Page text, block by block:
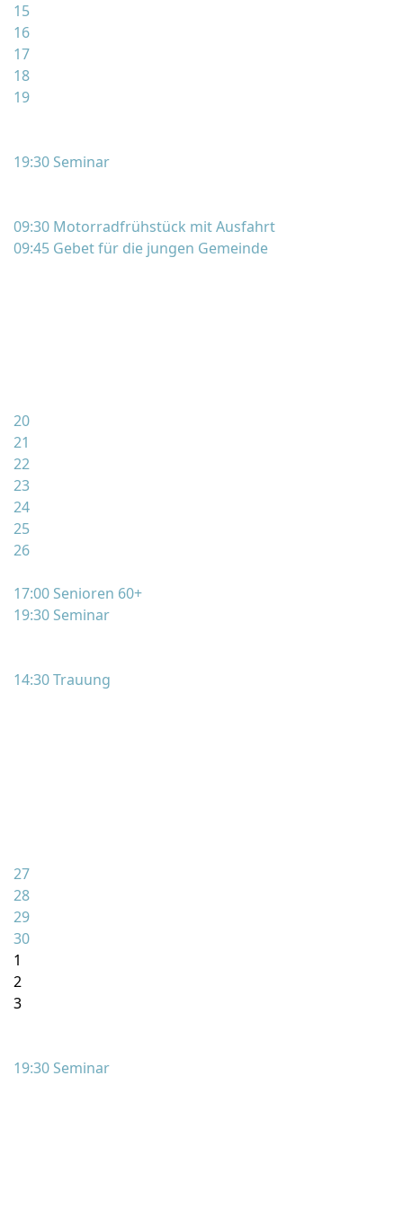
15
16
17
18
19
19:30 Seminar
09:30 Motorradfrühstück mit Ausfahrt
09:45 Gebet für die jungen Gemeinde
20
21
22
23
24
25
26
17:00 Senioren 60+
19:30 Seminar
14:30 Trauung
27
28
29
30
1
2
3
19:30 Seminar